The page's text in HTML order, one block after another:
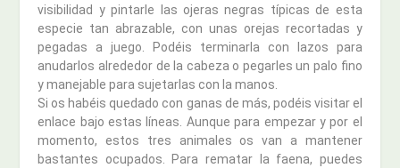
visibilidad y pintarle las ojeras negras típicas de esta
especie tan abrazable, con unas orejas recortadas y
pegadas a juego. Podéis terminarla con lazos para
anudarlos alrededor de la cabeza o pegarles un palo fino
y manejable para sujetarlas con la manos.
Si os habéis quedado con ganas de más, podéis visitar el
enlace bajo estas líneas. Aunque para empezar y por el
momento, estos tres animales os van a mantener
bastantes ocupados. Para rematar la faena, puedes